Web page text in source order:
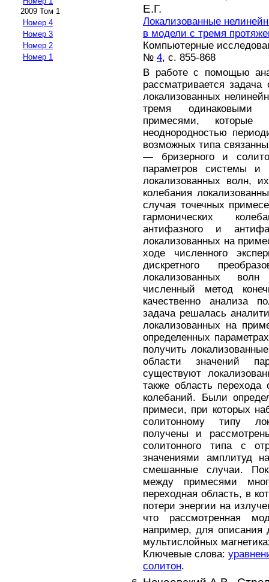
2009 Том 1
Номер 4
Номер 3
Номер 2
Номер 1
Е.Г.
Локализованные
в модели с тремя
Компьютерные
№ 4, с. 855-868
В работе с помощью
рассматривается
локализованных
тремя одинаковыми
примесями, которые
неоднородностью
возможных типа
— бризерного и
параметров системы и
локализованных волн,
колебания
случая точечных
гармонических
антифазного и
локализованных на
ходе численного
дискретного
локализованных
численный метод
качественно анализа
задача решалась
локализованных на
определенных
получить
области значений
существуют
также область
колебаний. Были
примеси, при которых
солитонному типу
получены и
солитонного типа с
значениями амплитуд
смешанные случаи.
между примесями
переходная область, в
потери энергии на
что рассмотренная
например, для
мультислойных
Ключевые слова:
солитон.